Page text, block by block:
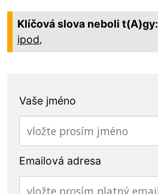
Klíčová slova neboli t(A)gy:
ipod,
Vaše jméno
Emailová adresa